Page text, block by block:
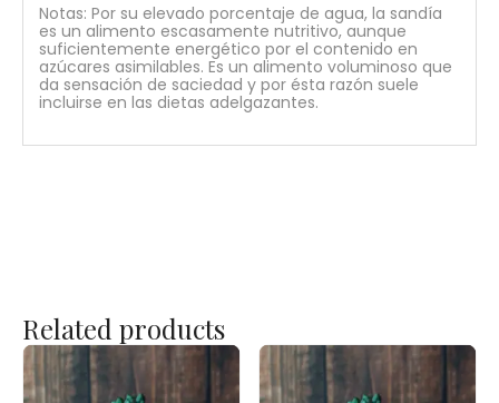
Notas: Por su elevado porcentaje de agua, la sandía
es un alimento escasamente nutritivo, aunque
suficientemente energético por el contenido en
azúcares asimilables. Es un alimento voluminoso que
da sensación de saciedad y por ésta razón suele
incluirse en las dietas adelgazantes.
Related products